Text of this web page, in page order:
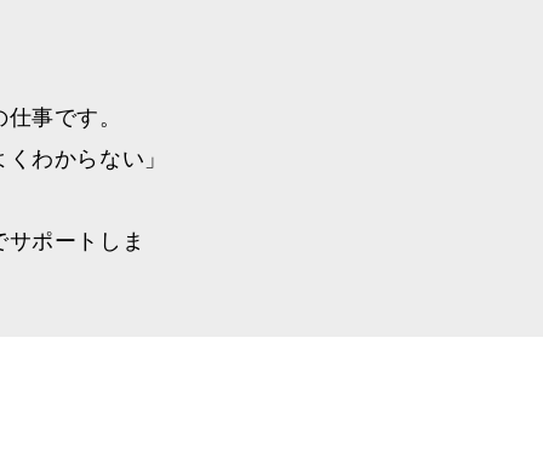
事です。
わからない」
ポートしま